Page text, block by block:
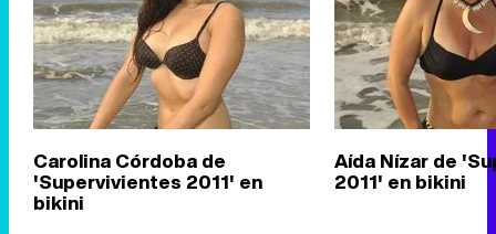
Carolina Córdoba de
'Supervivientes 2011' en
bikini
Aída Nízar de
2011' en bikini